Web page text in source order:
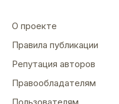
О проекте
Правила публикации
Репутация авторов
Правообладателям